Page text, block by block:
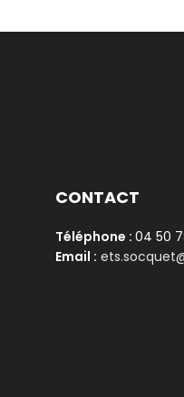
CONTACT
Téléphone :04 50
Email :